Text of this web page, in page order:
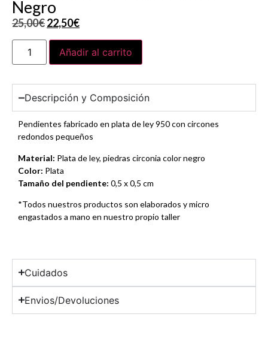
Negro
25,00€22,50€
Añadir al carrito
Descripción y Composición
Pendientes fabricado en plata de ley 950 con circones
redondos pequeños
Material: Plata de ley, piedras circonia color negro
Color: Plata
Tamaño del pendiente: 0,5 x 0,5 cm
*Todos nuestros productos son elaborados y micro
engastados a mano en nuestro propio taller
Cuidados
Envios/Devoluciones